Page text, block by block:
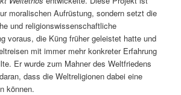
moralischen Aufrüstung, sondern setzt die
und religionswissenschaftliche
voraus, die Küng früher geleistet hatte und
mit immer mehr konkreter Erfahrung
Er wurde zum Mahner des Weltfriedens
dass die Weltreligionen dabei eine
können.